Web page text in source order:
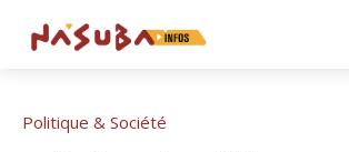
Politique & Société